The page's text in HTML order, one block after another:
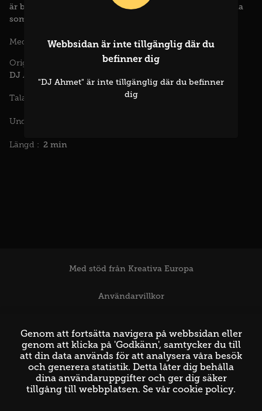
Webbsidan är inte tillgänglig där du
befinner dig
"DJ Ahmet" är inte tillgänglig där du befinner
dig
är bortlovad till någon annan, söker han frihet i det enda
som känns äkta – musiken.
Medverkande : Arif Jakup Agush Agushev Dora Akan
Originaltitel :
DJ Ahmet
Talade språk : Turkiska
Undertexter :
Längd : 2 min
Med stöd från Kreativa Europa
Användarvillkor
Genom att fortsätta navigera på webbsidan eller
genom att klicka på 'Godkänn', samtycker du till
att din data används för att analysera våra besök
och generera statistik. Detta låter dig behålla
dina användaruppgifter och ger dig säker
tillgång till webbplatsen. Se vår cookie policy.